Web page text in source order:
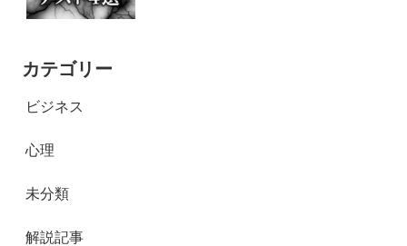
カテゴリー
ビジネス
心理
未分類
解説記事